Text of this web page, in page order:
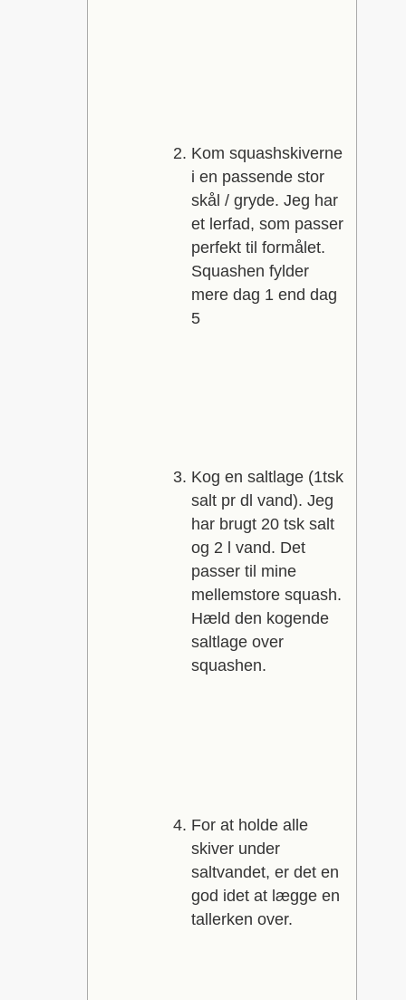
Kom squashskiverne
i en passende stor
skål / gryde. Jeg har
et lerfad, som passer
perfekt til formålet.
Squashen fylder
mere dag 1 end dag
5
Kog en saltlage (1tsk
salt pr dl vand). Jeg
har brugt 20 tsk salt
og 2 l vand. Det
passer til mine
mellemstore squash.
Hæld den kogende
saltlage over
squashen.
For at holde alle
skiver under
saltvandet, er det en
god idet at lægge en
tallerken over.